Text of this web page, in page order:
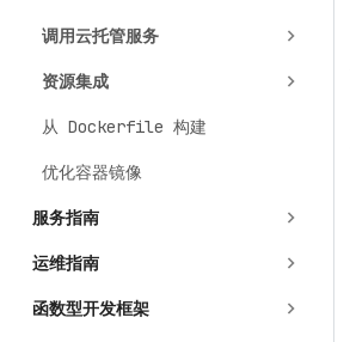
调用云托管服务
资源集成
从 Dockerfile 构建
优化容器镜像
服务指南
运维指南
函数型开发框架